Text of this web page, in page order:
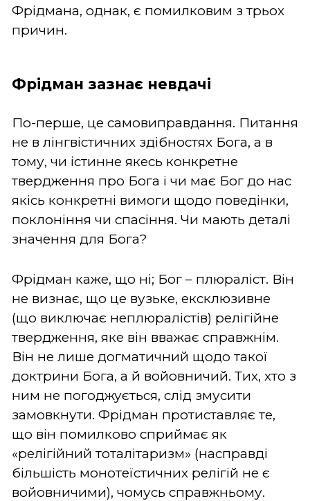
Фрідмана, однак, є помилковим з трьох
причин.
Фрідман зазнає невдачі
По-перше, це самовиправдання. Питання
не в лінгвістичних здібностях Бога, а в
тому, чи істинне якесь конкретне
твердження про Бога і чи має Бог до нас
якісь конкретні вимоги щодо поведінки,
поклоніння чи спасіння. Чи мають деталі
значення для Бога?
Фрідман каже, що ні; Бог – плюраліст. Він
не визнає, що це вузьке, ексклюзивне
(що виключає неплюралістів) релігійне
твердження, яке він вважає справжнім.
Він не лише догматичний щодо такої
доктрини Бога, а й войовничий. Тих, хто з
ним не погоджується, слід змусити
замовкнути. Фрідман протиставляє те,
що він помилково сприймає як
«релігійний тоталітаризм» (насправді
більшість монотеїстичних релігій не є
войовничими), чомусь справжньому.